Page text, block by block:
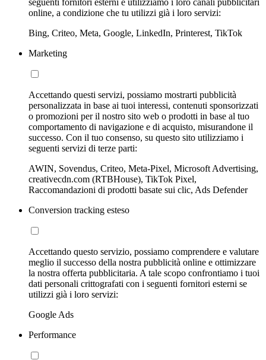
seguenti fornitori esterni e utilizziamo i loro canali pubblicitari
online, a condizione che tu utilizzi già i loro servizi:
Bing, Criteo, Meta, Google, LinkedIn, Printerest, TikTok
Marketing
Accettando questi servizi, possiamo mostrarti pubblicità
personalizzata in base ai tuoi interessi, contenuti sponsorizzati
o promozioni per il nostro sito web o prodotti in base al tuo
comportamento di navigazione e di acquisto, misurandone il
successo. Con il tuo consenso, su questo sito utilizziamo i
seguenti servizi di terze parti:
AWIN, Sovendus, Criteo, Meta-Pixel, Microsoft Advertising,
creativecdn.com (RTBHouse), TikTok Pixel,
Raccomandazioni di prodotti basate sui clic, Ads Defender
Conversion tracking esteso
Accettando questo servizio, possiamo comprendere e valutare
meglio il successo della nostra pubblicità online e ottimizzare
la nostra offerta pubblicitaria. A tale scopo confrontiamo i tuoi
dati personali crittografati con i seguenti fornitori esterni se
utilizzi già i loro servizi:
Google Ads
Performance